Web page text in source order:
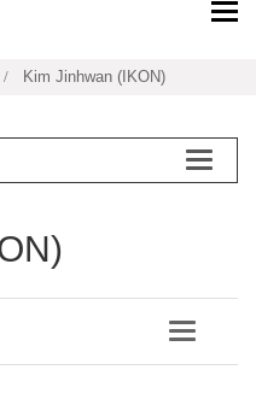
Kim Jinhwan (IKON)